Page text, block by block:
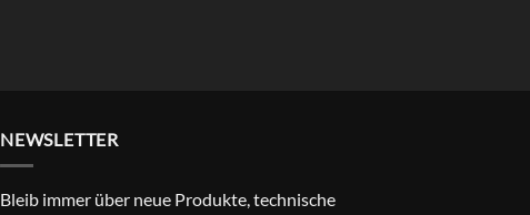
NEWSLETTER
Bleib immer über neue Produkte, technische